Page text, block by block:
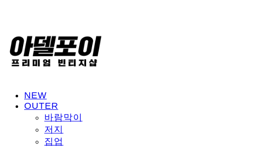
NEW
OUTER
바람막이
저지
집업